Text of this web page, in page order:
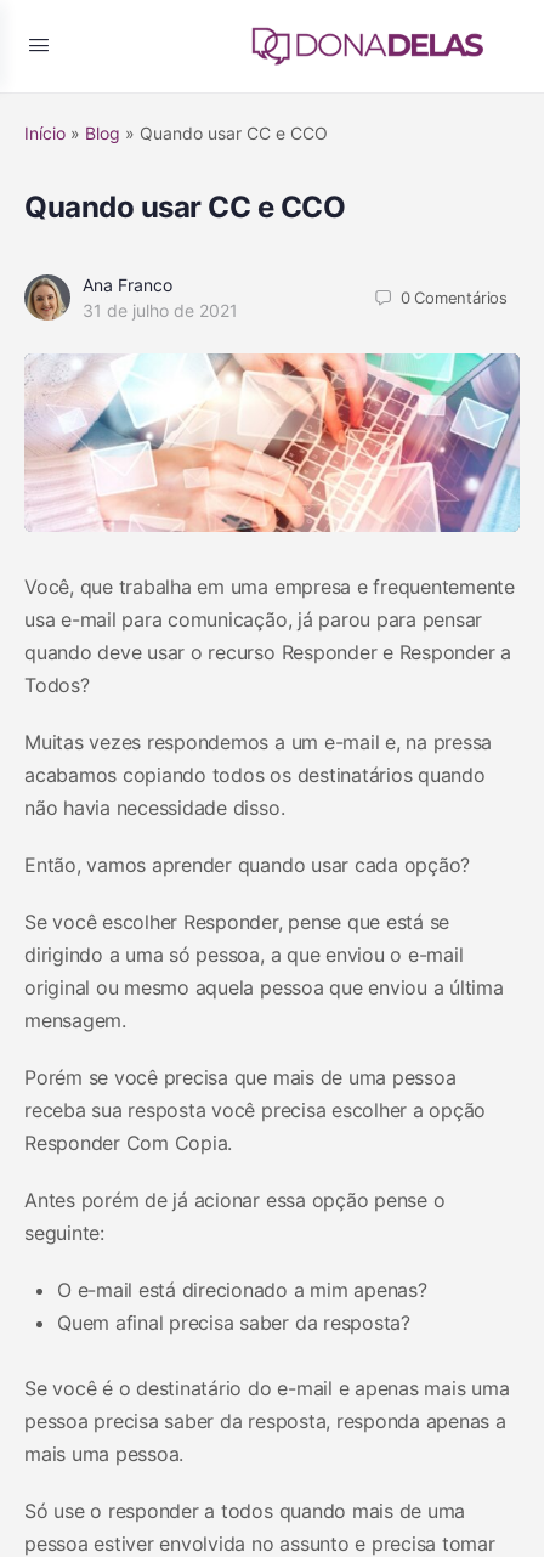
Início » Blog » Quando usar CC e CCO
Quando usar CC e CCO
Ana Franco
31 de julho de 2021
0Comentários
Você, que trabalha em uma empresa e frequentemente
usa e-mail para comunicação, já parou para pensar
quando deve usar o recurso Responder e Responder a
Todos?
Muitas vezes respondemos a um e-mail e, na pressa
acabamos copiando todos os destinatários quando
não havia necessidade disso.
Então, vamos aprender quando usar cada opção?
Se você escolher Responder, pense que está se
dirigindo a uma só pessoa, a que enviou o e-mail
original ou mesmo aquela pessoa que enviou a última
mensagem.
Porém se você precisa que mais de uma pessoa
receba sua resposta você precisa escolher a opção
Responder Com Copia.
Antes porém de já acionar essa opção pense o
seguinte:
O e-mail está direcionado a mim apenas?
Quem afinal precisa saber da resposta?
Se você é o destinatário do e-mail e apenas mais uma
pessoa precisa saber da resposta, responda apenas a
mais uma pessoa.
Só use o responder a todos quando mais de uma
pessoa estiver envolvida no assunto e precisa tomar